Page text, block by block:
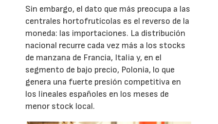
Sin embargo, el dato que más preocupa a las
centrales hortofrutícolas es el reverso de la
moneda: las importaciones. La distribución
nacional recurre cada vez más a los stocks
de manzana de Francia, Italia y, en el
segmento de bajo precio, Polonia, lo que
genera una fuerte presión competitiva en
los lineales españoles en los meses de
menor stock local.